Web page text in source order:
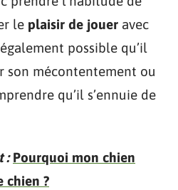
le plaisir de jouer avec
possible qu’il
son mécontentement ou
qu’il s’ennuie de
: Pourquoi mon chien
chien ?